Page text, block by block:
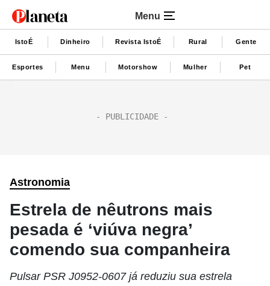
Menu
IstoÉ Dinheiro Revista IstoÉ Rural Gente
Esportes Menu Motorshow Mulher Pet
Astronomia
Estrela de nêutrons mais
pesada é ‘viúva negra’
comendo sua companheira
Pulsar PSR J0952-0607 já reduziu sua estrela